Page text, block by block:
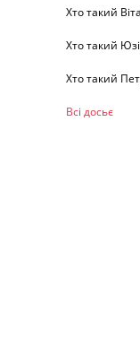
Хто такий
Хто такий
Хто такий
Всі досьє